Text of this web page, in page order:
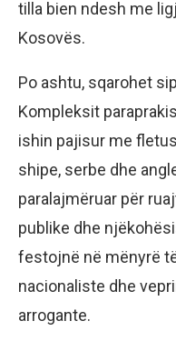
tilla bien ndesh me
Kosovës.
Po ashtu, sqarohet
Kompleksit
ishin pajisur me
shipe, serbe dhe
paralajmëruar për
publike dhe
festojnë në mënyrë
nacionaliste dhe
arrogante.